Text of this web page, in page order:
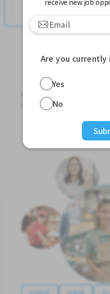
Jobs For
Apply for Part-Time Jobs,
Ginou Jobs!
Get
English 日本語
receive new job
Are you currently
Yes
No